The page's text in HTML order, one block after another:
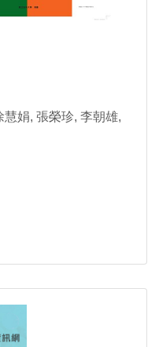
娟, 張榮珍, 李朝雄,